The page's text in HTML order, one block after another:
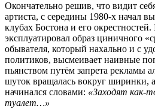
Окончательно решив, что видит
артиста, с середины 1980-х начал
клубах Бостона и его
эксплуатировал образ циничного
обывателя, который нахально и с
политиков, высмеивает наивные
пьянством путём запрета рекламы
шуток вращалась вокруг ширинки,
начинался словами: «Заходят как-
туалет…»